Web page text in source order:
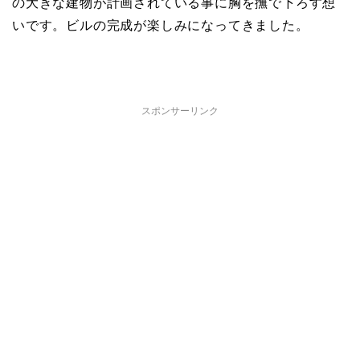
いです。ビルの完成が楽しみになってきました。
スポンサーリンク